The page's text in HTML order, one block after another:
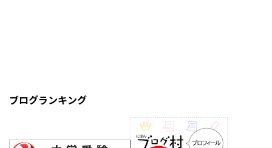
ブログランキング